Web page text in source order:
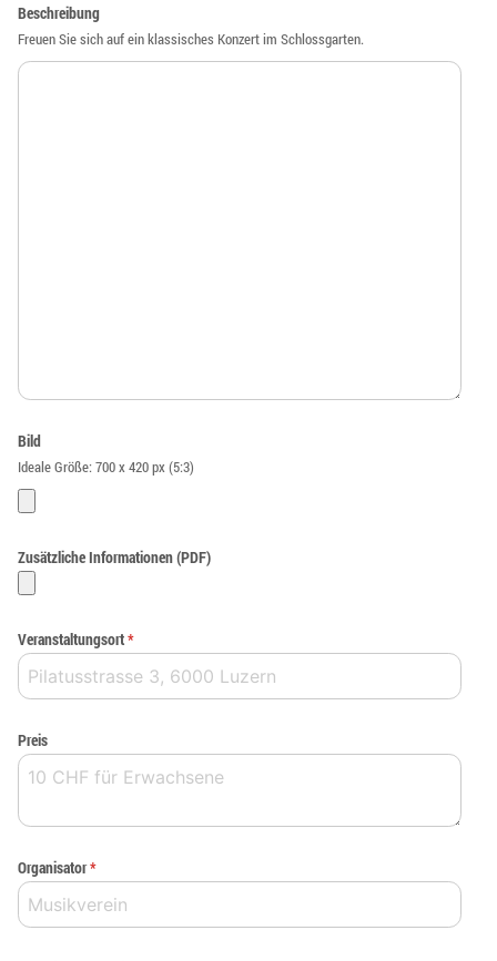
Beschreibung
Freuen Sie sich auf ein klassisches Konzert im Schlossgarten.
Bild
Ideale Größe: 700 x 420 px (5:3)
Zusätzliche Informationen (PDF)
Veranstaltungsort*
Preis
Organisator*